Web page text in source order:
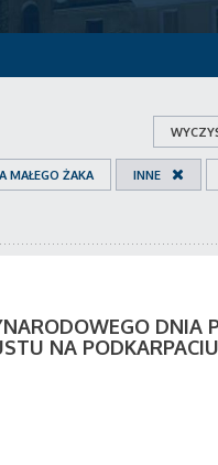
MAŁEGO ŻAKA INNE
DNIA
NA PODKARPACIU